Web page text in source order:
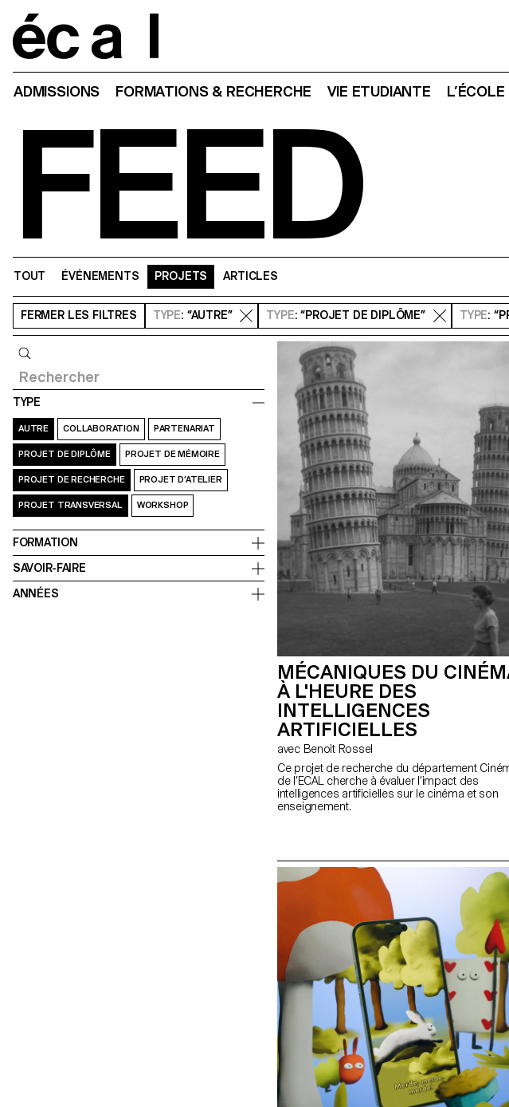
ADMISSIONS FORMATIONS & RECHERCHE VIE ETUDIANTE L’ÉCOLE
FEED
TOUT ÉVÉNEMENTS PROJETS ARTICLES
FERMER LES FILTRES TYPE: “AUTRE” TYPE: “PROJET DE DIPLÔME” TYPE:
TYPE
AUTRE COLLABORATION PARTENARIAT
PROJET DE DIPLÔME PROJET DE MÉMOIRE
PROJET DE RECHERCHE PROJET D’ATELIER
PROJET TRANSVERSAL WORKSHOP
FORMATION
SAVOIR-FAIRE
ANNÉES
MÉCANIQUES DU
À L'HEURE DES
INTELLIGENCES
ARTIFICIELLES
avec Benoit Rossel
Ce projet de recherche du département
de l’ECAL cherche à évaluer l’impact des
intelligences artificielles sur le cinéma et son
enseignement.